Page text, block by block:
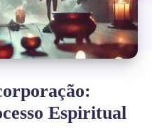
Espiritual